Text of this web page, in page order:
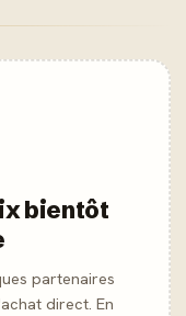
bientôt
partenaires
direct. En